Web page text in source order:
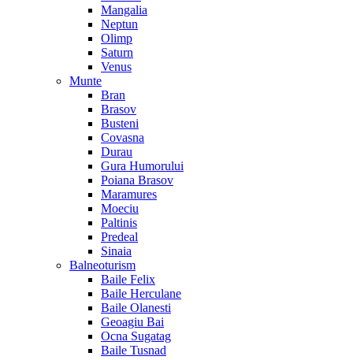
Mangalia
Neptun
Olimp
Saturn
Venus
Munte
Bran
Brasov
Busteni
Covasna
Durau
Gura Humorului
Poiana Brasov
Maramures
Moeciu
Paltinis
Predeal
Sinaia
Balneoturism
Baile Felix
Baile Herculane
Baile Olanesti
Geoagiu Bai
Ocna Sugatag
Baile Tusnad